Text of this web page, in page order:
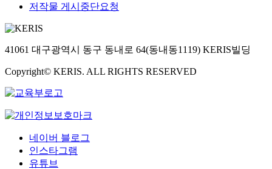
저작물 게시중단요청
41061 대구광역시 동구 동내로 64(동내동1119) KERIS빌딩
Copyright© KERIS. ALL RIGHTS RESERVED
네이버 블로그
인스타그램
유튜브